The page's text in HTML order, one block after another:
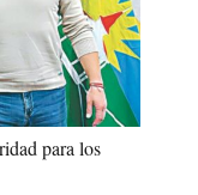
para los